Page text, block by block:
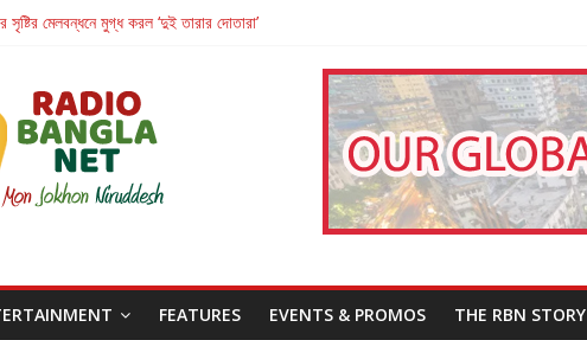
সৃষ্টির মেলবন্ধনে মুগ্ধ করল ‘দুই তারার দোতারা’
Provoking Short Film That Challenges Our Understanding of Justice
‘তুমি এলে তাই’
FEATURES EVENTS & PROMOS THE RBN STORY